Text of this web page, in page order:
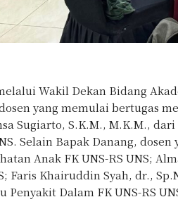
Wakil Dekan Bidang
yang memulai bertugas
Sugiarto, S.K.M., M.K.M.,
Selain Bapak Danang,
Anak FK UNS-RS UNS;
Faris Khairuddin Syah, dr.,
Penyakit Dalam FK UNS-RS